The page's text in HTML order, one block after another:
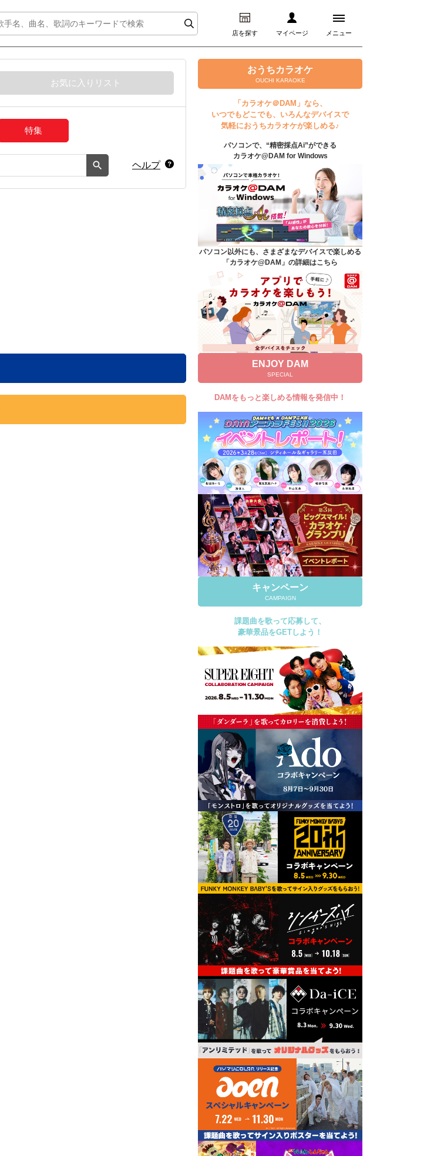
店を探す マイページ メニュー
ログイン
マイページ
プレミアムサービス
DAM★とも動画
DAM★とも録音
カラオケ＠DAM
ユーザー検索
キャンペーン
よくあるご質問
DAMの新曲・ランキングなど
カラオケ最新情報をチェック！
自宅でカラオケ歌い放題！
家族や友達と一緒に！練習にも！
お気に入りリスト
特集
ヘルプ
おうちカラオケ
OUCHI KARAOKE
「カラオケ＠DAM」なら、
いつでもどこでも、いろんなデバイスで
気軽におうちカラオケが楽しめる♪
パソコンで、“精密採点Ai”ができる
カラオケ@DAM for Windows
パソコン以外にも、さまざまなデバイスで楽しめる
「カラオケ@DAM」の詳細はこちら
ENJOY DAM
SPECIAL
DAMをもっと楽しめる情報を発信中！
キャンペーン
CAMPAIGN
課題曲を歌って応募して、
豪華景品をGETしよう！